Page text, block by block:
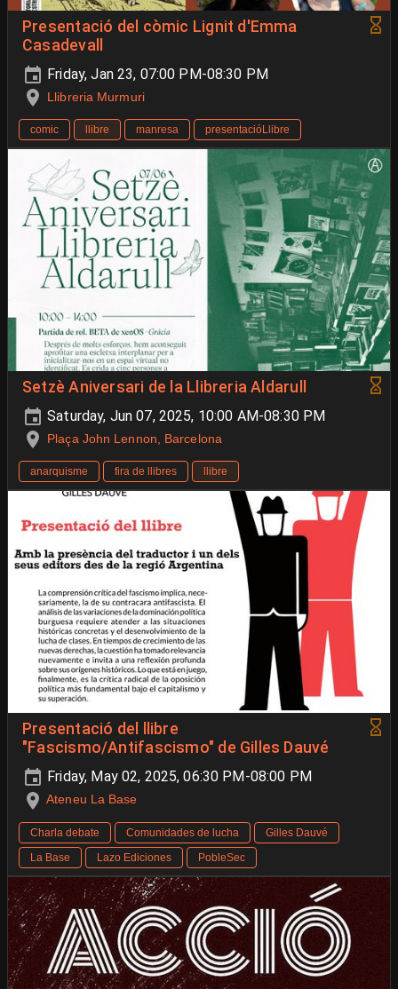
Presentació del còmic Lignit d'Emma
Casadevall
Friday, Jan 23, 07:00 PM-08:30 PM
Llibreria Murmuri
comic llibre manresa presentacióLlibre
Setzè Aniversari de la Llibreria Aldarull
Saturday, Jun 07, 2025, 10:00 AM-08:30 PM
Plaça John Lennon, Barcelona
anarquisme fira de llibres llibre
Presentació del llibre
"Fascismo/Antifascismo" de Gilles Dauvé
Friday, May 02, 2025, 06:30 PM-08:00 PM
Ateneu La Base
Charla debate Comunidades de lucha
Gilles Dauvé
La Base
Lazo Ediciones PobleSec